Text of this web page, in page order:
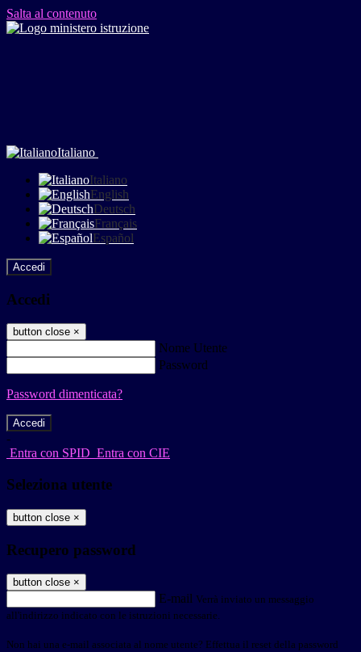
Salta al contenuto
Italiano
Italiano
English
Deutsch
Français
Español
Accedi
Accedi
button close ×
Nome Utente
Password
Password dimenticata?
-
Entra con SPID Entra con CIE
Seleziona utente
button close ×
Recupero password
button close ×
E-mail Verrà inviato un messaggio
all'indirizzo indicato con le istruzioni necessarie.
Non hai una e-mail associata al nome utente? Effettua il reset della password